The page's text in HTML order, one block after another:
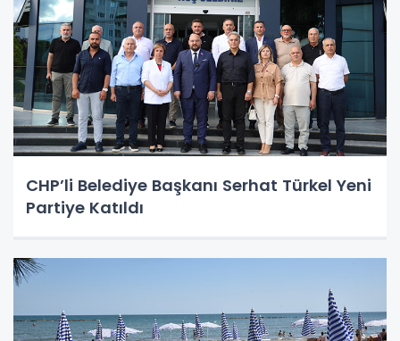
CHP’li Belediye Başkanı Serhat Türkel Yeni
Partiye Katıldı